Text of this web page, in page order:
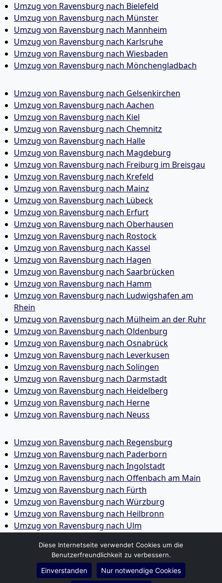
Umzug von Ravensburg nach Bielefeld
Umzug von Ravensburg nach Münster
Umzug von Ravensburg nach Mannheim
Umzug von Ravensburg nach Karlsruhe
Umzug von Ravensburg nach Wiesbaden
Umzug von Ravensburg nach Mönchen­gladbach
Umzug von Ravensburg nach Gelsenkirchen
Umzug von Ravensburg nach Aachen
Umzug von Ravensburg nach Kiel
Umzug von Ravensburg nach Chemnitz
Umzug von Ravensburg nach Halle
Umzug von Ravensburg nach Magdeburg
Umzug von Ravensburg nach Freiburg im Breisgau
Umzug von Ravensburg nach Krefeld
Umzug von Ravensburg nach Mainz
Umzug von Ravensburg nach Lübeck
Umzug von Ravensburg nach Erfurt
Umzug von Ravensburg nach Oberhausen
Umzug von Ravensburg nach Rostock
Umzug von Ravensburg nach Kassel
Umzug von Ravensburg nach Hagen
Umzug von Ravensburg nach Saarbrücken
Umzug von Ravensburg nach Hamm
Umzug von Ravensburg nach Ludwigshafen am
Rhein
Umzug von Ravensburg nach Mülheim an der Ruhr
Umzug von Ravensburg nach Oldenburg
Umzug von Ravensburg nach Osnabrück
Umzug von Ravensburg nach Leverkusen
Umzug von Ravensburg nach Solingen
Umzug von Ravensburg nach Darmstadt
Umzug von Ravensburg nach Heidelberg
Umzug von Ravensburg nach Herne
Umzug von Ravensburg nach Neuss
Umzug von Ravensburg nach Regensburg
Umzug von Ravensburg nach Paderborn
Umzug von Ravensburg nach Ingolstadt
Umzug von Ravensburg nach Offenbach am Main
Umzug von Ravensburg nach Fürth
Umzug von Ravensburg nach Würzburg
Umzug von Ravensburg nach Heilbronn
Umzug von Ravensburg nach Ulm
Umzug von Ravensburg nach Wolfsburg
Umzug von Ravensburg nach Bottrop
Umzug von Ravensburg nach Göttingen
Diese Internetseite verwendet Cookies um die
Benutzerfreundlichkeit zu verbessern.
Einverstanden Nur notwendige Cookies